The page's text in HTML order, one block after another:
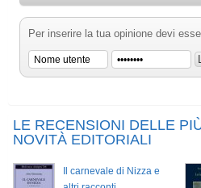
Per inserire la tua opinione devi
LE RECENSIONI DELLE
NOVITÀ EDITORIALI
Il carnevale di Nizza e